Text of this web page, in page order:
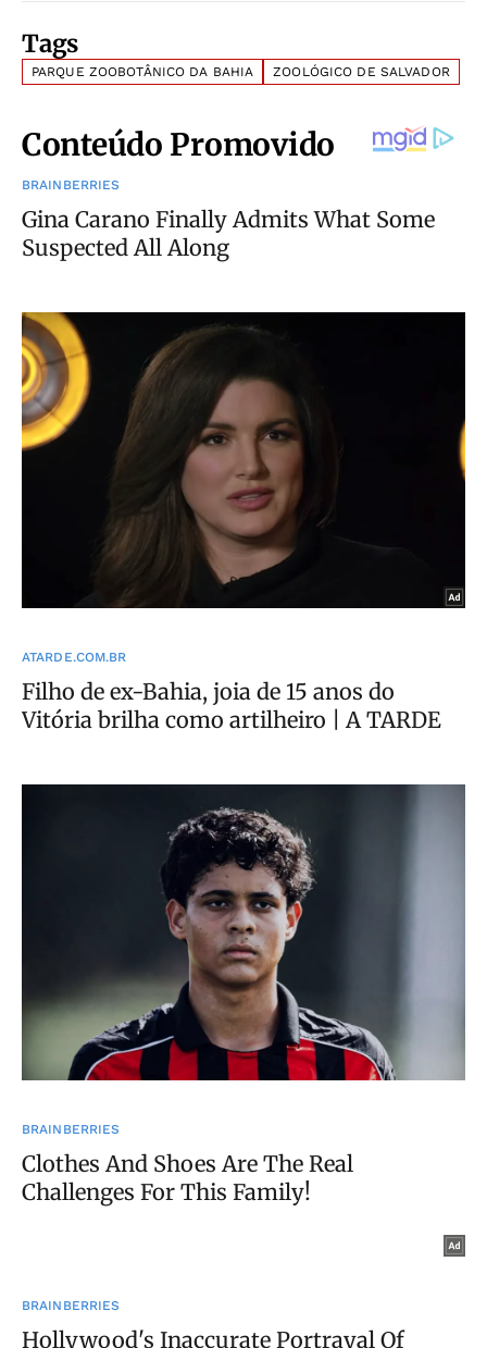
Tags
PARQUE ZOOBOTÂNICO DA BAHIA ZOOLÓGICO DE SALVADOR